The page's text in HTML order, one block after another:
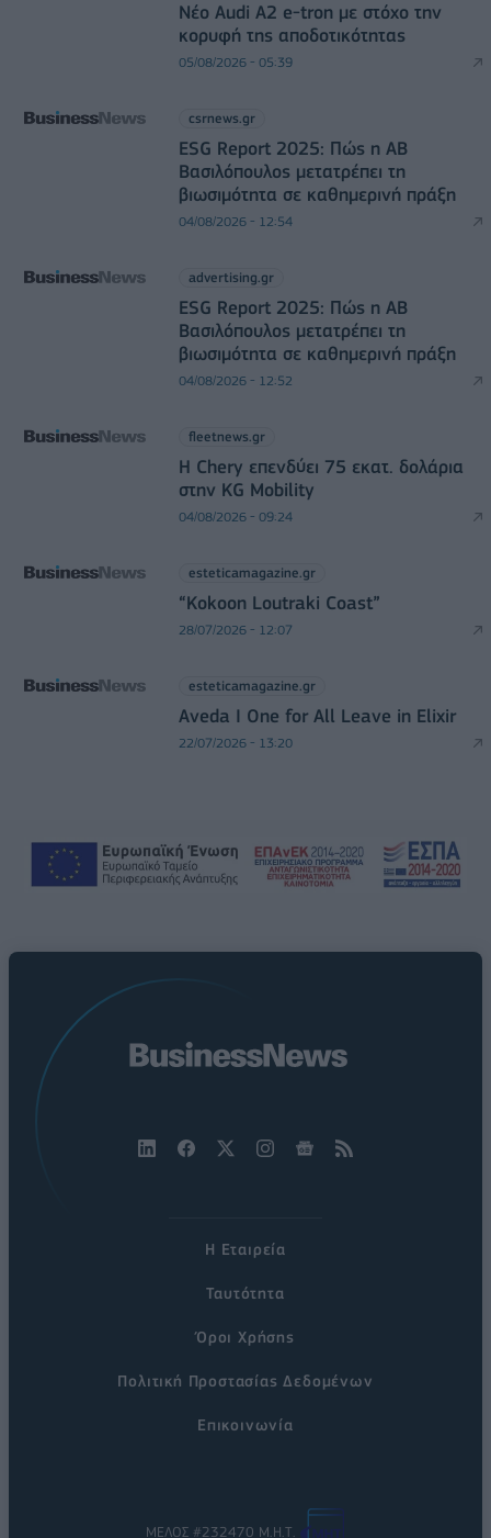
Νέο Audi A2 e-tron με στόχο την
κορυφή της αποδοτικότητας
05/08/2026 - 05:39
csrnews.gr
ESG Report 2025: Πώς η ΑΒ
Βασιλόπουλος μετατρέπει τη
βιωσιμότητα σε καθημερινή πράξη
04/08/2026 - 12:54
advertising.gr
ESG Report 2025: Πώς η ΑΒ
Βασιλόπουλος μετατρέπει τη
βιωσιμότητα σε καθημερινή πράξη
04/08/2026 - 12:52
fleetnews.gr
Η Chery επενδύει 75 εκατ. δολάρια
στην KG Mobility
04/08/2026 - 09:24
esteticamagazine.gr
“Kokoon Loutraki Coast”
28/07/2026 - 12:07
esteticamagazine.gr
Aveda I One for All Leave in Elixir
22/07/2026 - 13:20
Η Εταιρεία
Ταυτότητα
Όροι Χρήσης
Πολιτική Προστασίας Δεδομένων
Επικοινωνία
ΜΕΛΟΣ #232470 Μ.Η.Τ.